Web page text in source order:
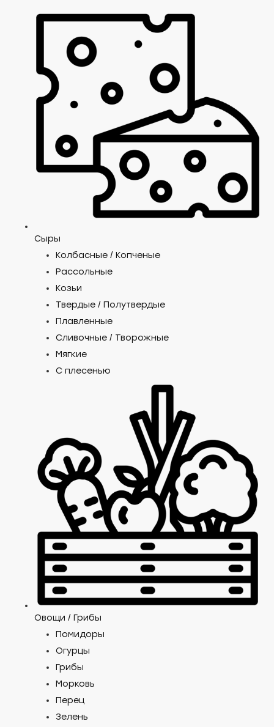
Сыры
Колбасные / Копченые
Рассольные
Козьи
Твердые / Полутвердые
Плавленные
Сливочные / Творожные
Мягкие
С плесенью
Овощи / Грибы
Помидоры
Огурцы
Грибы
Морковь
Перец
Зелень